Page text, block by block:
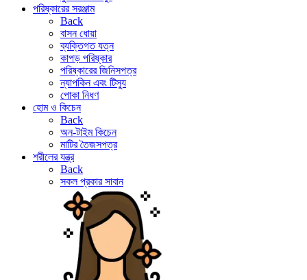
পরিষ্কারের সরঞ্জাম
Back
বাসন ধোয়া
ব্যক্তিগত যত্ন
কাপড় পরিষ্কার
পরিষ্কারের জিনিসপত্র
ন্যাপকিন এবং টিস্যু
পোকা নিধণ
হোম ও কিচেন
Back
অন-টাইম কিচেন
মাটির তৈজসপত্র
শরীলের যন্ত্র
Back
সকল প্রকার সাবান